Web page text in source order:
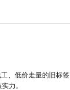
、低价走量的旧标
力。